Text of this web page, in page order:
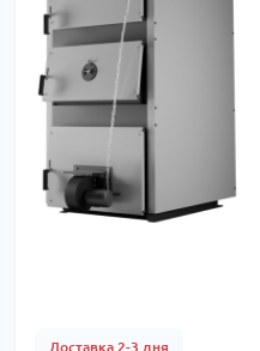
Доставка 2-3 дня